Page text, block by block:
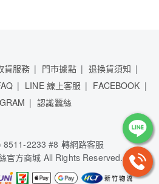
貨服務 門市據點
退換貨須知
LINE 線上客服
FACEBOOK
認識蠶絲
8511-2233 #8 轉網路客服
官方商城 All Rights Reserved.